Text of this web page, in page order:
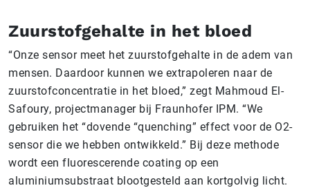
Zuurstofgehalte in het bloed
“Onze sensor meet het zuurstofgehalte in de adem van
mensen. Daardoor kunnen we extrapoleren naar de
zuurstofconcentratie in het bloed,” zegt Mahmoud El-
Safoury, projectmanager bij Fraunhofer IPM. “We
gebruiken het “dovende “quenching” effect voor de O2-
sensor die we hebben ontwikkeld.” Bij deze methode
wordt een fluorescerende coating op een
aluminiumsubstraat blootgesteld aan kortgolvig licht.